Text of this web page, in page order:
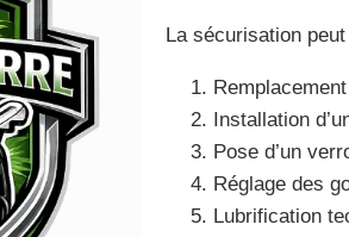
La sécurisation
Installation
Pose d’un
Réglage des
Lubrification